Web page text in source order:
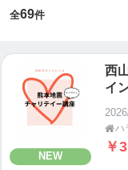
全69件
NEW
西
イ

￥